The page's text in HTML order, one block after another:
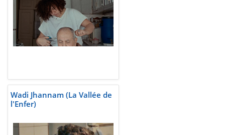
Wadi Jhannam (La Vallée de
l'Enfer)